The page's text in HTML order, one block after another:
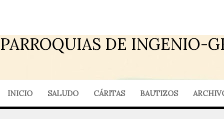
PARROQUIAS DE INGENIO-
INICIO SALUDO CÁRITAS BAUTIZOS